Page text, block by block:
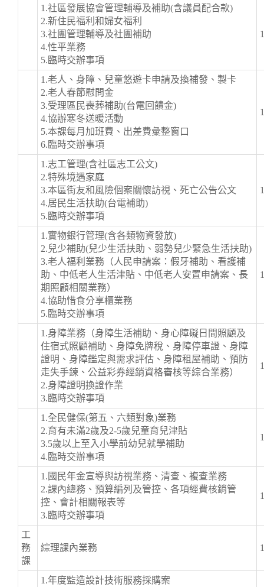
1.社區發展協會管理輔導及補助(含議員配合款)
2.新住民福利和婦女福利
3.社團管理輔導及社團補助
4.性平業務
5.臨時交辦事項
1.老人、身障、兒童悠遊卡申請及換補發、製卡
2.老人春節慰問金
3.受理區民喪葬補助(台電回饋金)
4.協辦寒冬送暖活動
5.本課每月加班費、出差費彙整窗口
6.臨時交辦事項
1.志工管理(含社區志工公文)
2.特殊境遇家庭
3.本區街友和風險個案關懷訪視、死亡公告公文
4.居民生活扶助(台電補助)
5.臨時交辦事項
1.實物銀行管理(含各類物資發放)
2.兒少補助(兒少生活扶助、弱勢兒少緊急生活扶助)
3.老人福利業務（人民申請案：假牙補助、看護補
助、中低老人生活津貼、中低老人安置申請案、長
期照顧相關業務）
4.協助惜食分享櫃業務
5.臨時交辦事項
1.身障業務（身障生活補助、身心障礙日間照顧及
住宿式照顧補助、身障免牌稅、身障停車證、身障
證明、身障鑑定與需求評估、身障租屋補助、預防
走失手鍊、公益彩券經銷資格審核等綜合業務）
2.身障證明換證作業
3.臨時交辦事項
1.全民健保(第五、六類對象)業務
2.育有未滿2歲及2-5歲兒童育兒津貼
3.5歲以上至入小學前幼兒就學補助
4.臨時交辦事項
1.國民年金宣導與訪視業務、清查、複查業務
2.課內總務、預算編列及管控、各項經費核銷管
控、會計相關報表等
3.臨時交辦事項
工
務
課
綜理課內業務
1.年度監造設計技術服務採購案